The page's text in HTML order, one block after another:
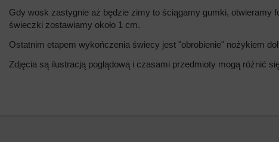
Gdy wosk zastygnie aż będzie zimy to ściągamy gumki, otwieramy
świeczki zostawiamy około 1 cm.
Ostatnim etapem wykończenia świecy jest "obrobienie" nożykiem
Zdjęcia są ilustracją poglądową i czasami przedmioty mogą różnić